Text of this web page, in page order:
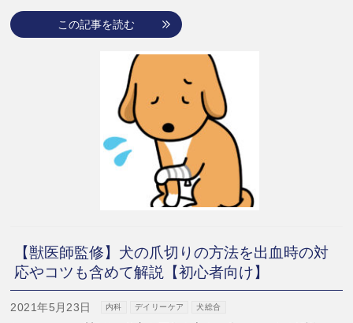
この記事を読む
【獣医師監修】犬の爪切りの方法を出血時の対
応やコツも含めて解説【初心者向け】
2021年5月23日 内科 デイリーケア 犬総合